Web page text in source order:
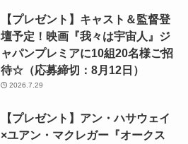
【プレゼント】キャスト＆監督登
壇予定！映画『我々は宇宙人』ジ
ャパンプレミアに10組20名様ご招
待☆（応募締切：8月12日）
2026.7.29
【プレゼント】アン・ハサウェイ
×ユアン・マクレガー『オークス